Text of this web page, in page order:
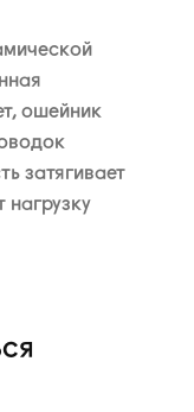
ошейник
затягивает
нагрузку